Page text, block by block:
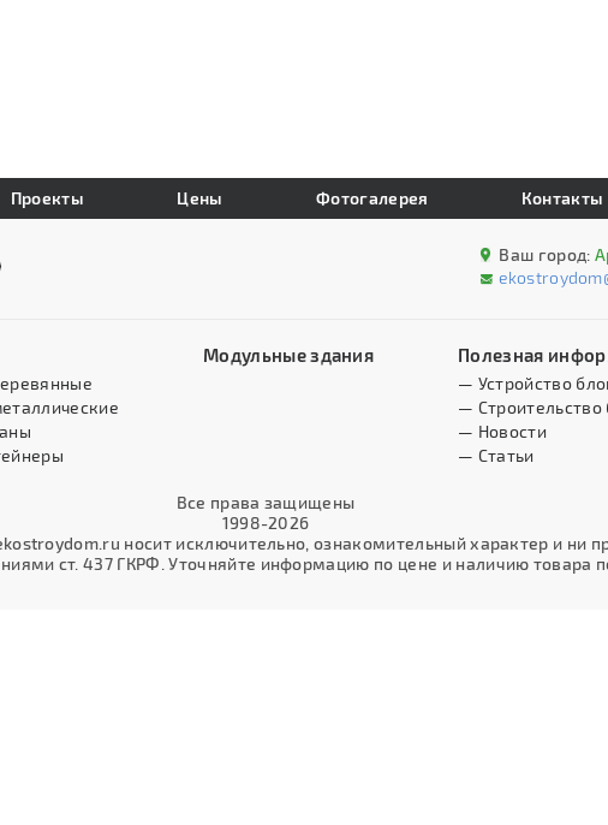
Проекты Цены Фотогалерея Контакты
Ваш город:
Модульные здания Полезная
— Устройство
—
— Новости
— Статьи
Все права защищены
1998-2026
носит исключительно, ознакомительный характер и ни
ст. 437 ГКРФ. Уточняйте информацию по цене и наличию товара